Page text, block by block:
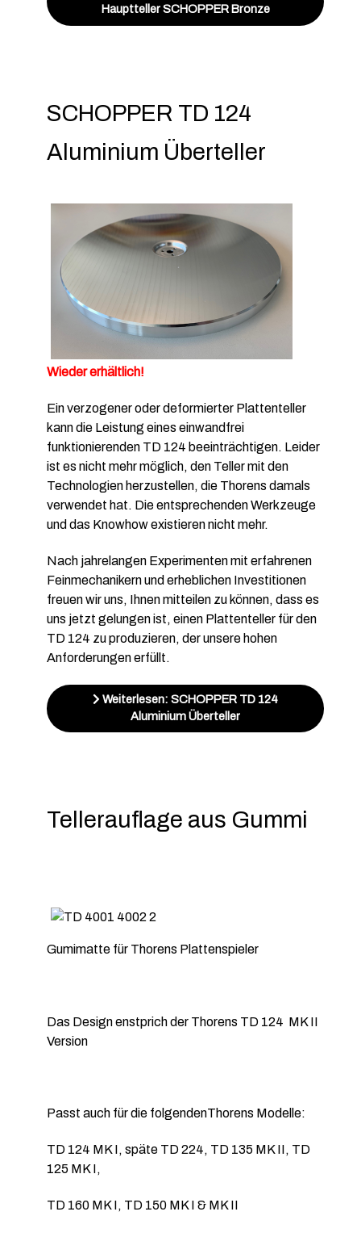
Hauptteller SCHOPPER Bronze
SCHOPPER TD 124
Aluminium Überteller
Wieder erhältlich!
Ein verzogener oder deformierter Plattenteller
kann die Leistung eines einwandfrei
funktionierenden TD 124 beeinträchtigen. Leider
ist es nicht mehr möglich, den Teller mit den
Technologien herzustellen, die Thorens damals
verwendet hat. Die entsprechenden Werkzeuge
und das Knowhow existieren nicht mehr.
Nach jahrelangen Experimenten mit erfahrenen
Feinmechanikern und erheblichen Investitionen
freuen wir uns, Ihnen mitteilen zu können, dass es
uns jetzt gelungen ist, einen Plattenteller für den
TD 124 zu produzieren, der unsere hohen
Anforderungen erfüllt.
Weiterlesen: SCHOPPER TD 124
Aluminium Überteller
Tellerauflage aus Gummi
Gumimatte für Thorens Plattenspieler
Das Design enstprich der Thorens TD 124 MK II
Version
Passt auch für die folgendenThorens Modelle:
TD 124 MK I, späte TD 224, TD 135 MK II, TD
125 MK I,
TD 160 MK I, TD 150 MK I & MK II